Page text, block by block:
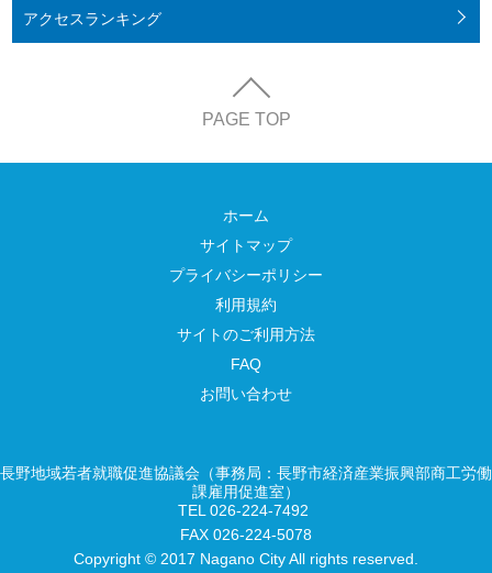
アクセスランキング
PAGE TOP
ホーム
サイトマップ
プライバシーポリシー
利用規約
サイトのご利用方法
FAQ
お問い合わせ
長野地域若者就職促進協議会（事務局：長野市経済産業振興部商工労働
課雇用促進室）
TEL 026-224-7492
FAX 026-224-5078
Copyright © 2017 Nagano City All rights reserved.